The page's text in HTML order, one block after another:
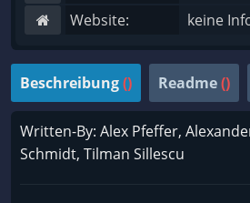
Website:
keine
Beschreibung() Readme()
Written-By: Alex Pfeffer,
Schmidt, Tilman Sillescu